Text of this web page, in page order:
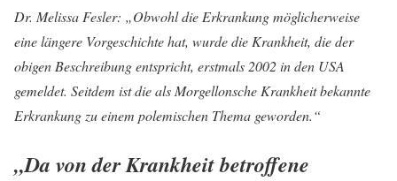
Dr. Melissa Fesler: „Obwohl die Erkrankung möglicherweise
eine längere Vorgeschichte hat, wurde die Krankheit, die der
obigen Beschreibung entspricht, erstmals 2002 in den USA
gemeldet. Seitdem ist die als Morgellonsche Krankheit bekannte
Erkrankung zu einem polemischen Thema geworden.“
„Da von der Krankheit betroffene